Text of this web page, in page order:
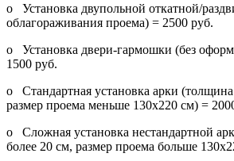
o Установка двупольной откатной/
облагораживания проема) = 2500 руб.
o Установка двери-гармошки (без
1500 руб.
o Стандартная установка арки
размер проема меньше 130х220 см) =
o Сложная установка нестандартной
более 20 см, размер проема больше